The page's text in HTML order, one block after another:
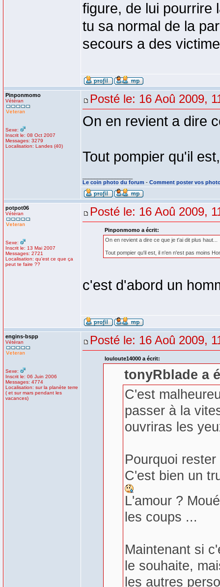
figure, de lui pourrire
tu sa normal de la
secours a des
Pinponmomo
Vétéran
Sexe:
Inscrit le: 08 Oct 2007
Messages: 3279
Localisation: Landes (40)
Posté le: 16 Aoû 2009,
On en revient a dire
Tout pompier qu'il
Le coin photo du forum - Comment poster vos
potpot06
Vétéran
Sexe:
Inscrit le: 13 Mai 2007
Messages: 2721
Localisation: qu'est ce que ça
peut te faire ??
Posté le: 16 Aoû 2009,
Pinponmomo a écrit:
On en revient a dire ce que je t'ai dit plus haut...
Tout pompier qu'il est, il n'en n'est pas moins
c'est d'abord un
engins-bspp
Vétéran
Sexe:
Inscrit le: 06 Juin 2006
Messages: 4774
Localisation: sur la planète terre
( et sur mars pendant les
vacances)
Posté le: 16 Aoû 2009,
louloute14000 a écrit:
tonyRblade a
C'est
passer à la
ouvriras les
Pourquoi
C'est bien un
L'amour ?
les coups ...
Maintenant si
le souhaite,
les autres